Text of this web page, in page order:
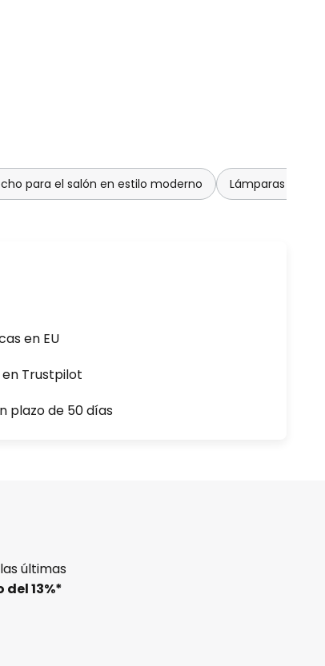
para el salón en estilo moderno Lámparas de
en EU
Trustpilot
plazo de 50 días
últimas
del13%*